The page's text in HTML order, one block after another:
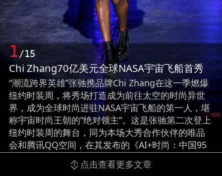
1/15
Chi Zhang70亿美元全球NASA宇宙飞船首秀
“潮流跨界英雄”张驰携品牌Chi Zhang在这一季燃爆
纽约时装周，将秀场打造成为前往太空的时尚异世
界，成为全球时尚进驻NASA宇宙飞船的第一人，堪
称宇宙时尚王朝的“绝对领主”。这是张驰第二次登上
纽约时装周的舞台，同为本场大秀合作伙伴的唯品
会和腾讯QQ空间，在其发布的《AI+时尚：中国95
后流行色报告》中提到，95后最爱的颜色之一为“95
度黑”，这一理念与张驰2017秋冬系列所表达的未来
点击查看更多文章